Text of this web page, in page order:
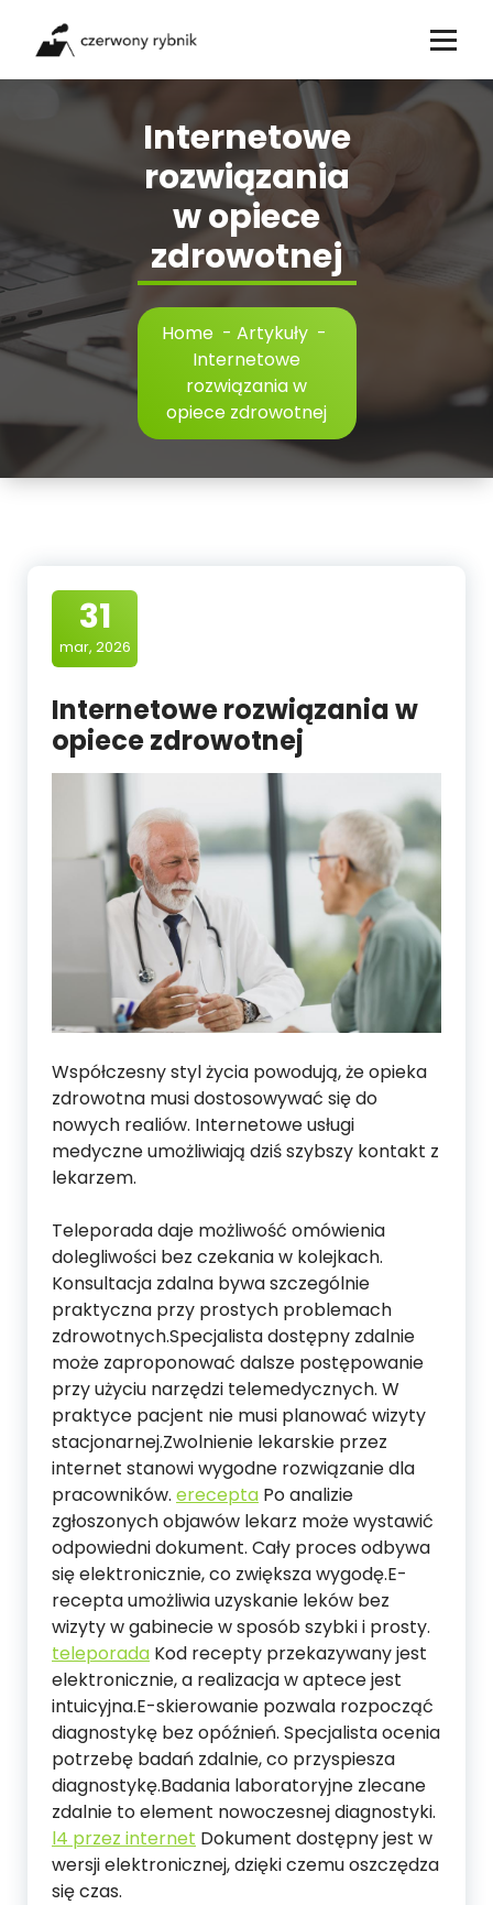
content
Internetowe
rozwiązania
w opiece
zdrowotnej
Home - Artykuły -
Internetowe
rozwiązania w
opiece zdrowotnej
31
mar, 2026
Internetowe rozwiązania w
opiece zdrowotnej
Współczesny styl życia powodują, że opieka
zdrowotna musi dostosowywać się do
nowych realiów. Internetowe usługi
medyczne umożliwiają dziś szybszy kontakt z
lekarzem.
Teleporada daje możliwość omówienia
dolegliwości bez czekania w kolejkach.
Konsultacja zdalna bywa szczególnie
praktyczna przy prostych problemach
zdrowotnych.Specjalista dostępny zdalnie
może zaproponować dalsze postępowanie
przy użyciu narzędzi telemedycznych. W
praktyce pacjent nie musi planować wizyty
stacjonarnej.Zwolnienie lekarskie przez
internet stanowi wygodne rozwiązanie dla
pracowników. erecepta Po analizie
zgłoszonych objawów lekarz może wystawić
odpowiedni dokument. Cały proces odbywa
się elektronicznie, co zwiększa wygodę.E-
recepta umożliwia uzyskanie leków bez
wizyty w gabinecie w sposób szybki i prosty.
teleporada Kod recepty przekazywany jest
elektronicznie, a realizacja w aptece jest
intuicyjna.E-skierowanie pozwala rozpocząć
diagnostykę bez opóźnień. Specjalista ocenia
potrzebę badań zdalnie, co przyspiesza
diagnostykę.Badania laboratoryjne zlecane
zdalnie to element nowoczesnej diagnostyki.
l4 przez internet Dokument dostępny jest w
wersji elektronicznej, dzięki czemu oszczędza
się czas.